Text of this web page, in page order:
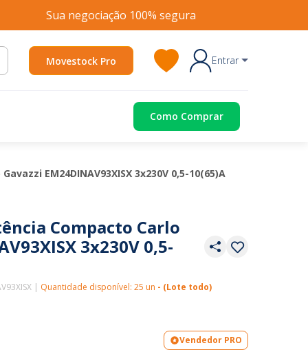
Sua negociação 100% segura
Movestock Pro Entrar
Como Comprar
EM24DINAV93XISX 3x230V 0,5-10(65)A
Compacto Carlo
3x230V 0,5-
| Quantidade disponível: 25 un - (Lote todo)
Vendedor PRO